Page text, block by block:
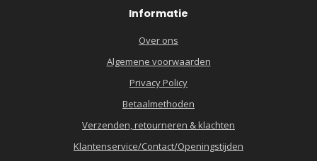
Informatie
Over ons
Algemene voorwaarden
Privacy Policy
Betaalmethoden
Verzenden, retourneren & klachten
Klantenservice/Contact/Openingstijden